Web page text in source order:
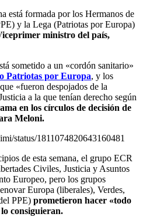
está formada por los Hermanos de
y la Lega (Patriotas por Europa)
ministro del país,
sometido a un «cordón sanitario»
Patriotas por Europa, y los
«fueron despojados de la
a la que tenían derecho según
en los círculos de decisión de
Meloni.
status/1811074820643160481
de esta semana, el grupo ECR
Civiles, Justicia y Asuntos
Europeo, pero los grupos
Europa (liberales), Verdes,
PPE) prometieron hacer «todo
consiguieran.